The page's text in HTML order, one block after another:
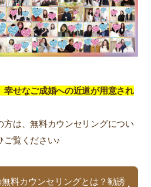
幸せなご成婚への近道が用意され
方は、無料カウンセリングについ
ご覧ください♪
料カウンセリングとは？勧誘